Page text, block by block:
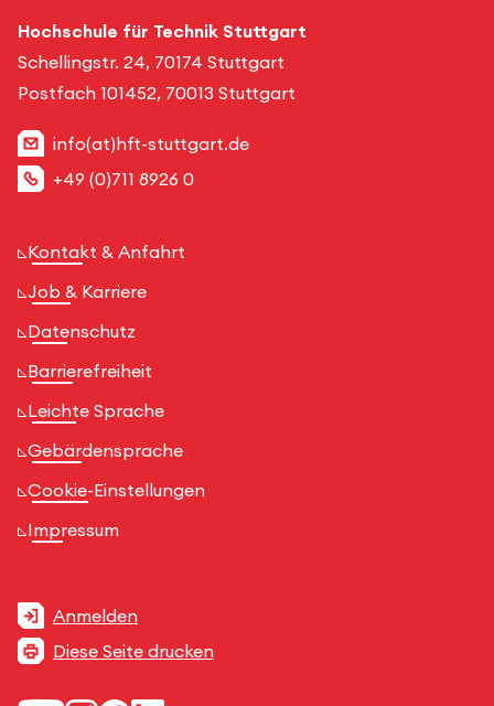
Hochschule für Technik Stuttgart
Schellingstr. 24, 70174 Stuttgart
Postfach 101452, 70013 Stuttgart
info(at)hft-stuttgart.de
+49 (0)711 8926 0
Kontakt & Anfahrt
Job & Karriere
Datenschutz
Barrierefreiheit
Leichte Sprache
Gebärdensprache
Cookie-Einstellungen
Impressum
Anmelden
Diese Seite drucken